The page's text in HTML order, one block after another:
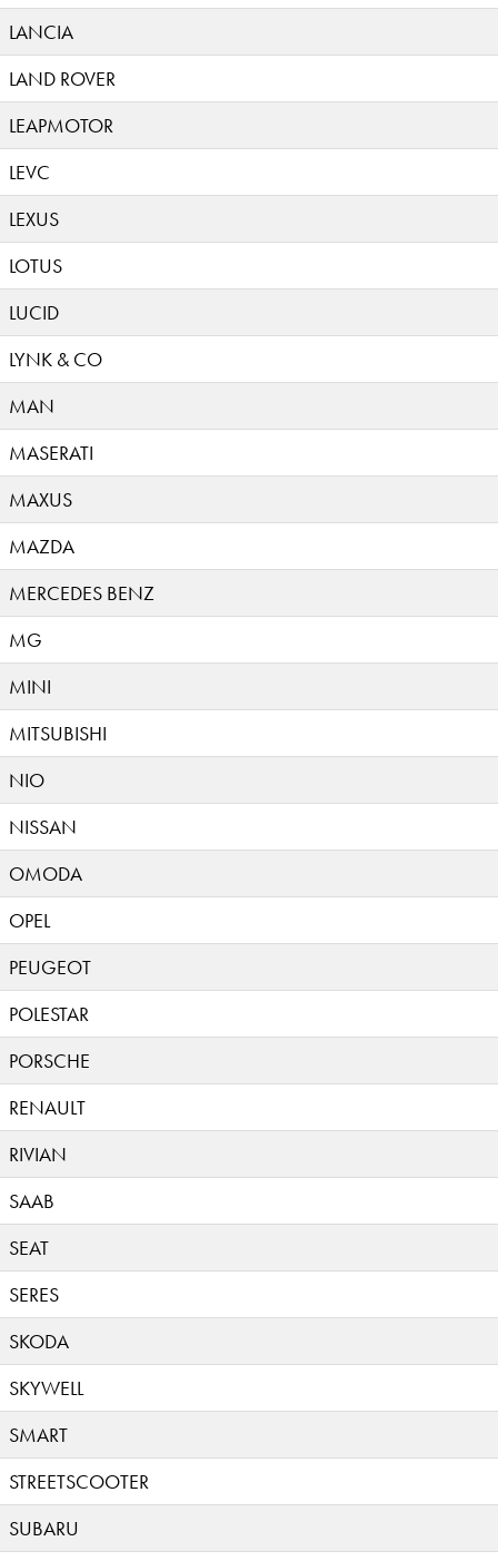
LANCIA
LAND ROVER
LEAPMOTOR
LEVC
LEXUS
LOTUS
LUCID
LYNK & CO
MAN
MASERATI
MAXUS
MAZDA
MERCEDES BENZ
MG
MINI
MITSUBISHI
NIO
NISSAN
OMODA
OPEL
PEUGEOT
POLESTAR
PORSCHE
RENAULT
RIVIAN
SAAB
SEAT
SERES
SKODA
SKYWELL
SMART
STREETSCOOTER
SUBARU